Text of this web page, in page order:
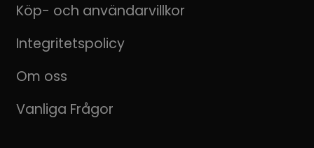
Köp- och användarvillkor
Integritetspolicy
Om oss
Vanliga Frågor